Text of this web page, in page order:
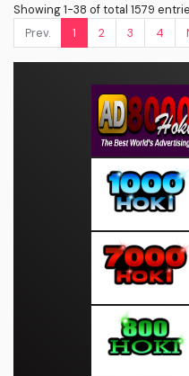
Showing 1-38 of total 1579
Prev.
1 2 3 4